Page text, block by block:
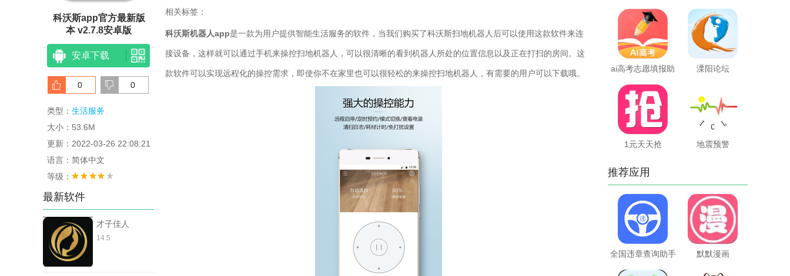
科沃斯app官方最新版
本 v2.7.8安卓版
安卓下载
0 0
类型： 生活服务
大小：53.6M
更新：2022-03-26 22:08:21
语言：简体中文
等级：
最新软件
才子佳人
14.5
相关标签：
科沃斯机器人app是一款为用户提供智能生活服务的软件，当我们购买了科沃斯扫地机器人后可以使用这款软件来连
接设备，这样就可以通过手机来操控扫地机器人，可以很清晰的看到机器人所处的位置信息以及正在打扫的房间。这
款软件可以实现远程化的操控需求，即使你不在家里也可以很轻松的来操控扫地机器人，有需要的用户可以下载哦。
ai高考志愿填报助
手
溧阳论坛
1元天天抢 地震预警
推荐应用
全国违章查询助手 默默漫画